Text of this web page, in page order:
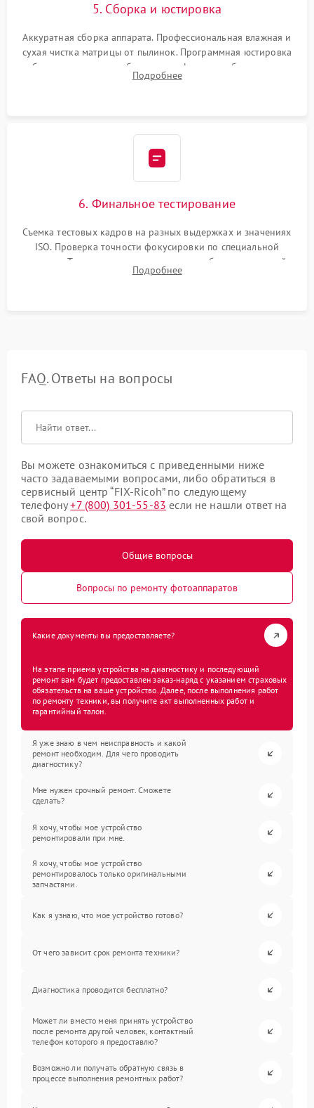
5. Сборка и юстировка
Аккуратная сборка аппарата. Профессиональная влажная и
сухая чистка матрицы от пылинок. Программная юстировка
рабочего отрезка, калибровка автофокуса, стабилизатора и
экспозамера с помощью сервисного ПО.
Подробнее
6. Финальное тестирование
Съемка тестовых кадров на разных выдержках и значениях
ISO. Проверка точности фокусировки по специальной
мишени. Тест записи на карту памяти, работы встроенной
вспышки, микрофона и всех кнопок управления.
Подробнее
FAQ. Ответы на вопросы
Вы можете ознакомиться с приведенными ниже
часто задаваемыми вопросами, либо обратиться в
сервисный центр “FIX-Ricoh” по следующему
телефону+7 (800) 301-55-83 если не нашли ответ на
свой вопрос.
Общие вопросы
Вопросы по ремонту фотоаппаратов
Какие документы вы предоставляете?
На этапе приема устройства на диагностику и последующий
ремонт вам будет предоставлен заказ-наряд с указанием страховых
обязательств на ваше устройство. Далее, после выполнения работ
по ремонту техники, вы получите акт выполненных работ и
гарантийный талон.
Я уже знаю в чем неисправность и какой
ремонт необходим. Для чего проводить
диагностику?
Мне нужен срочный ремонт. Сможете
сделать?
Я хочу, чтобы мое устройство
ремонтировали при мне.
Я хочу, чтобы мое устройство
ремонтировалось только оригинальными
запчастями.
Как я узнаю, что мое устройство готово?
От чего зависит срок ремонта техники?
Диагностика проводится бесплатно?
Может ли вместо меня принять устройство
после ремонта другой человек, контактный
телефон которого я предоставлю?
Возможно ли получать обратную связь в
процессе выполнения ремонтных работ?